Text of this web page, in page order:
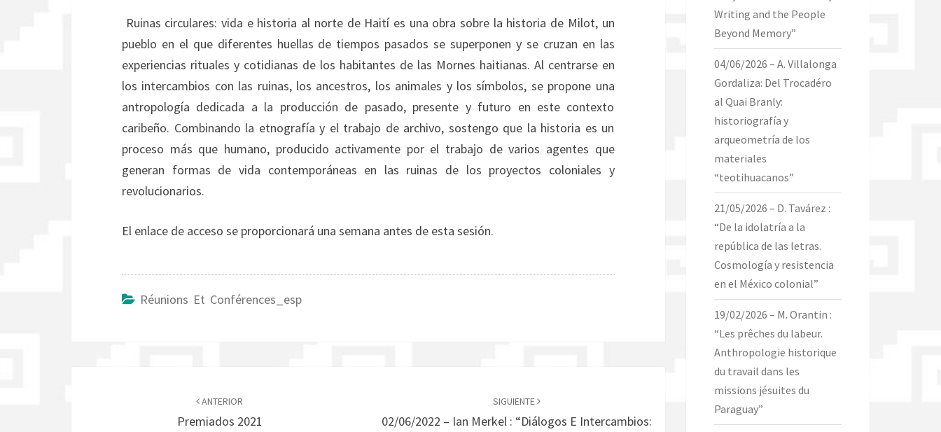
Ruinas circulares: vida e historia al norte de Haití es una obra sobre la historia de Milot, un
pueblo en el que diferentes huellas de tiempos pasados se superponen y se cruzan en las
experiencias rituales y cotidianas de los habitantes de las Mornes haitianas. Al centrarse en
los intercambios con las ruinas, los ancestros, los animales y los símbolos, se propone una
antropología dedicada a la producción de pasado, presente y futuro en este contexto
caribeño. Combinando la etnografía y el trabajo de archivo, sostengo que la historia es un
proceso más que humano, producido activamente por el trabajo de varios agentes que
generan formas de vida contemporáneas en las ruinas de los proyectos coloniales y
revolucionarios.
El enlace de acceso se proporcionará una semana antes de esta sesión.
Réunions Et Conférences_esp
ANTERIOR
Premiados 2021
SIGUIENTE
02/06/2022 – Ian Merkel : “Diálogos E Intercambios:
Writing and the People
Beyond Memory”
04/06/2026 – A. Villalonga
Gordaliza: Del Trocadéro
al Quai Branly:
historiografía y
arqueometría de los
materiales
“teotihuacanos”
21/05/2026 – D. Tavárez :
“De la idolatría a la
república de las letras.
Cosmología y resistencia
en el México colonial”
19/02/2026 – M. Orantin :
“Les prêches du labeur.
Anthropologie historique
du travail dans les
missions jésuites du
Paraguay”